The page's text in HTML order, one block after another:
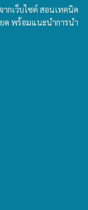
ากเว็บไซต์ สอนเทคนิค
ด พร้อมแนะนำการนำ